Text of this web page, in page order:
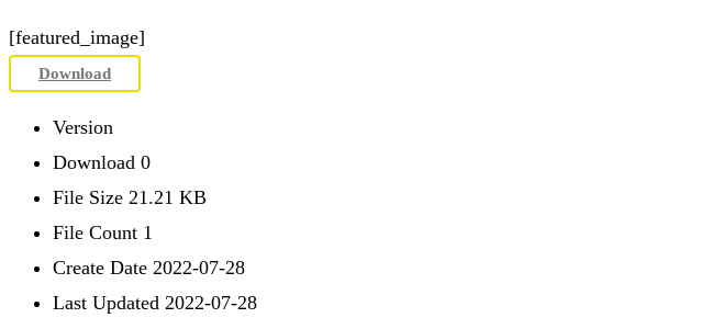
[featured_image]
Download
Version
Download 0
File Size 21.21 KB
File Count 1
Create Date 2022-07-28
Last Updated 2022-07-28